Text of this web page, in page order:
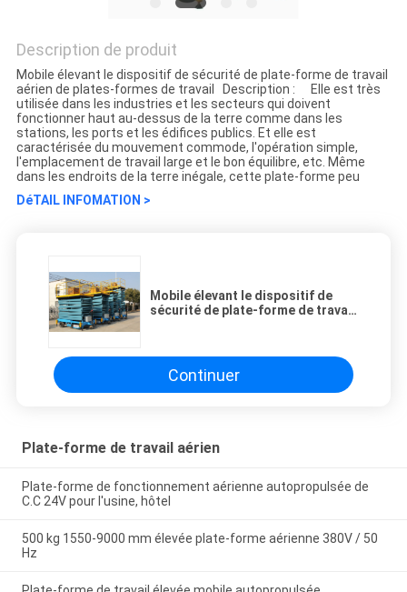
Description de produit
Mobile élevant le dispositif de sécurité de plate-forme de travail
aérien de plates-formes de travail Description : Elle est très
utilisée dans les industries et les secteurs qui doivent
fonctionner haut au-dessus de la terre comme dans les
stations, les ports et les édifices publics. Et elle est
caractérisée du mouvement commode, l'opération simple,
l'emplacement de travail large et le bon équilibre, etc. Même
dans les endroits de la terre inégale, cette plate-forme peu
DéTAIL INFOMATION >
Mobile élevant le dispositif de
sécurité de plate-forme de travail
Continuer
Plate-forme de travail aérien
Plate-forme de fonctionnement aérienne autopropulsée de
C.C 24V pour l'usine, hôtel
500 kg 1550-9000 mm élevée plate-forme aérienne 380V / 50
Hz